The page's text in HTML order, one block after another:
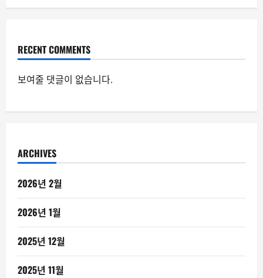
RECENT COMMENTS
보여줄 댓글이 없습니다.
ARCHIVES
2026년 2월
2026년 1월
2025년 12월
2025년 11월